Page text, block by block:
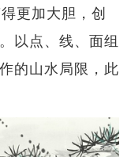
更加大胆，创
以点、线、面组
的山水局限，此